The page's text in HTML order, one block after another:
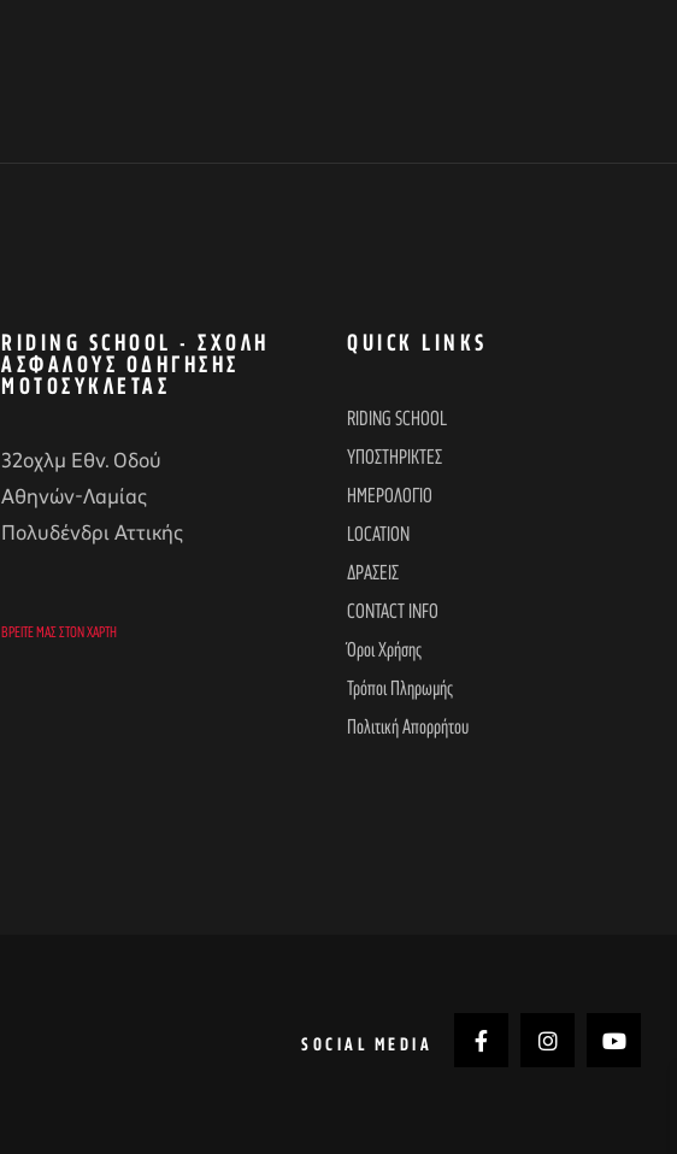
RIDING SCHOOL - ΣΧΟΛΉ
ΑΣΦΑΛΟΎΣ ΟΔΉΓΗΣΗΣ
ΜΟΤΟΣΥΚΛΈΤΑΣ
32οχλμ Εθν. Οδού
Αθηνών-Λαμίας
Πολυδένδρι Αττικής
ΒΡΕΊΤΕ ΜΑΣ ΣΤΟΝ ΧΆΡΤΗ
QUICK LINKS
RIDING SCHOOL
ΥΠΟΣΤΗΡΙΚΤΕΣ
ΗΜΕΡΟΛΟΓΙΟ
LOCATION
ΔΡΑΣΕΙΣ
CONTACT INFO
Όροι Χρήσης
Τρόποι Πληρωμής
Πολιτική Απορρήτου
SOCIAL MEDIA